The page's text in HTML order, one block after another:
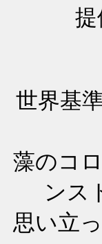
世界基
藻のコ
ンス
思い立